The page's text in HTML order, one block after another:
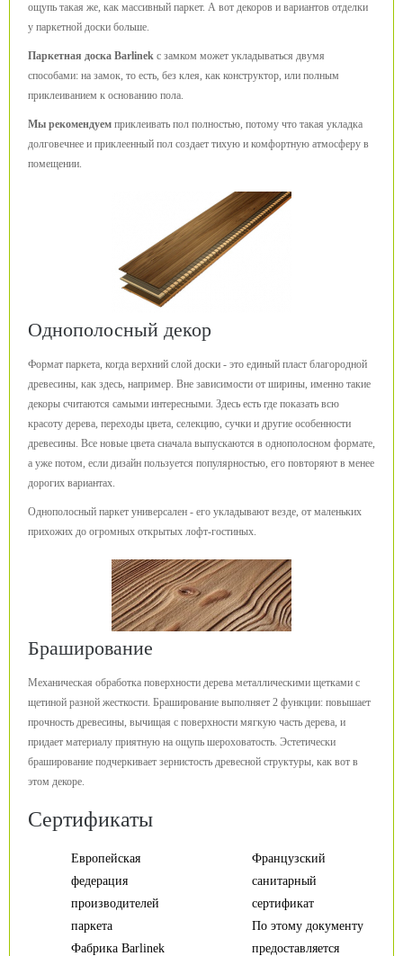
ощупь такая же, как массивный паркет. А вот декоров и вариантов отделки
у паркетной доски больше.
Паркетная доска Barlinek с замком может укладываться двумя
способами: на замок, то есть, без клея, как конструктор, или полным
приклеиванием к основанию пола.
Мы рекомендуем приклеивать пол полностью, потому что такая укладка
долговечнее и приклеенный пол создает тихую и комфортную атмосферу в
помещении.
Однополосный декор
Формат паркета, когда верхний слой доски - это единый пласт благородной
древесины, как здесь, например. Вне зависимости от ширины, именно такие
декоры считаются самыми интересными. Здесь есть где показать всю
красоту дерева, переходы цвета, селекцию, сучки и другие особенности
древесины. Все новые цвета сначала выпускаются в однополосном формате,
а уже потом, если дизайн пользуется популярностью, его повторяют в менее
дорогих вариантах.
Однополосный паркет универсален - его укладывают везде, от маленьких
прихожих до огромных открытых лофт-гостиных.
Браширование
Механическая обработка поверхности дерева металлическими щетками с
щетиной разной жесткости. Браширование выполняет 2 функции: повышает
прочность древесины, вычищая с поверхности мягкую часть дерева, и
придает материалу приятную на ощупь шероховатость. Эстетически
браширование подчеркивает зернистость древесной структуры, как вот в
этом декоре.
Сертификаты
Французский
санитарный
сертификат
По этому документу
предоставляется
Европейская
федерация
производителей
паркета
Фабрика Barlinek